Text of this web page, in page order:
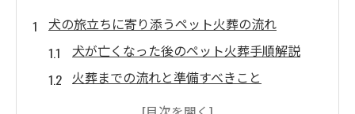
犬の旅立ちに寄り添うペット火葬の流れ
犬が亡くなった後のペット火葬手順解説
火葬までの流れと準備すべきこと
神戸エリアで安心のペット火葬選び方